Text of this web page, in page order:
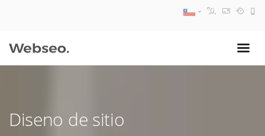
Diseno de sitio
09:30 AM A 18:30 PM